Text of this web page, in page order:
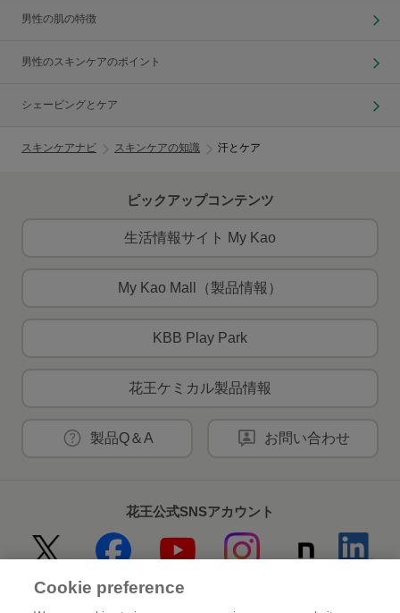
男性の肌の特徴
男性のスキンケアのポイント
シェービングとケア
スキンケアナビ スキンケアの知識 汗とケア
ピックアップコンテンツ
生活情報サイト My Kao
My Kao Mall（製品情報）
KBB Play Park
花王ケミカル製品情報
製品Q＆A お問い合わせ
花王公式SNSアカウント
Home 花王について
Cookie preference